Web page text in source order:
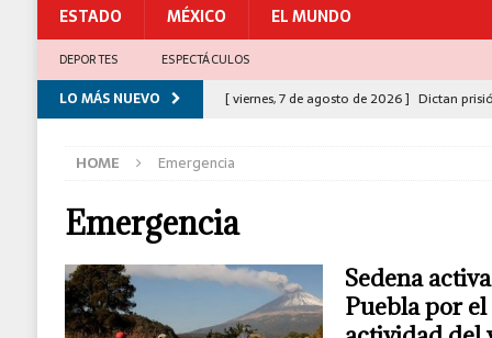
ESTADO MÉXICO EL MUNDO
DEPORTES ESPECTÁCULOS
LO MÁS NUEVO [ viernes, 7 de agosto de 2026 ] Dictan
[ jueves, 6 de agosto de 2026 ]
Sismo de
MUNDO
[ viernes, 7 de agosto de 2026 ] México
C-5
HOME Emergencia
Emergencia
Sedena
Puebla por